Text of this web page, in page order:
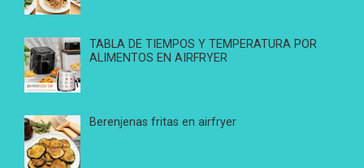
TABLA DE TIEMPOS Y TEMPERATURA POR
ALIMENTOS EN AIRFRYER
Berenjenas fritas en airfryer